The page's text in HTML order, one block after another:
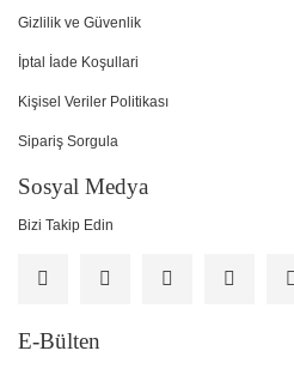
Gizlilik ve Güvenlik
İptal İade Koşullari
Kişisel Veriler Politikası
Sipariş Sorgula
Sosyal Medya
Bizi Takip Edin
E-Bülten